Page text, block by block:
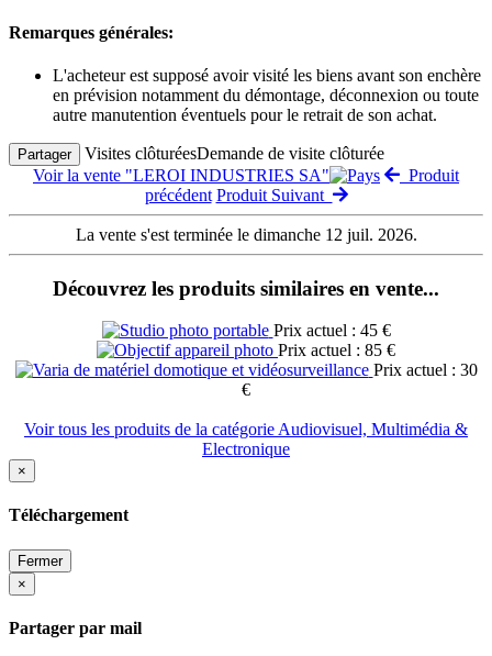
Remarques générales:
L'acheteur est supposé avoir visité les biens avant son enchère
en prévision notamment du démontage, déconnexion ou toute
autre manutention éventuels pour le retrait de son achat.
Partager Visites clôturéesDemande de visite clôturée
Voir la vente "LEROI INDUSTRIES SA"
Produit
précédent Produit Suivant
La vente s'est terminée le dimanche 12 juil. 2026.
Découvrez les produits similaires en vente...
Prix actuel : 45 €
Prix actuel : 85 €
Prix actuel : 30
€
Voir tous les produits de la catégorie Audiovisuel, Multimédia &
Electronique
×
Téléchargement
Fermer
×
Partager par mail